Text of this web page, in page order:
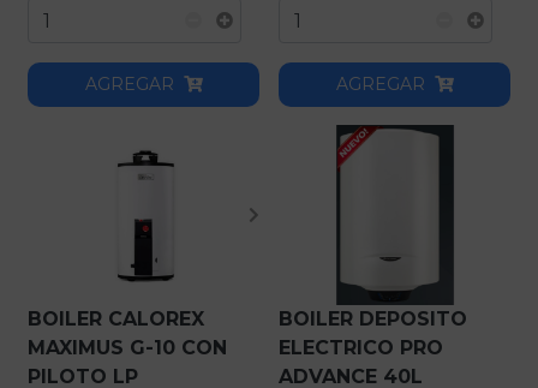
AGREGAR AGREGAR
BOILER CALOREX
MAXIMUS G-10 CON
PILOTO LP
BOILER DEPOSITO
ELECTRICO PRO
ADVANCE 40L